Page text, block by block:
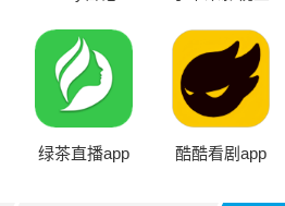
子最新版
绿茶直播app 酷酷看剧app